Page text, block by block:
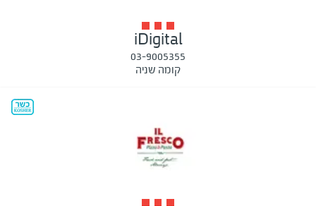
iDigital
03-9005355
קומה שניה